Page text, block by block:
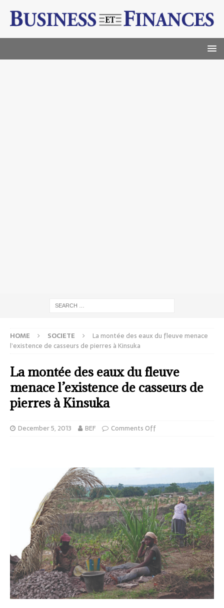
HOME SOCIETE
La montée des eaux du fleuve menace
l’existence de casseurs de pierres à Kinsuka
La montée des eaux du fleuve
menace l’existence de casseurs de
pierres à Kinsuka
December 5, 2013 BEF Comments Off